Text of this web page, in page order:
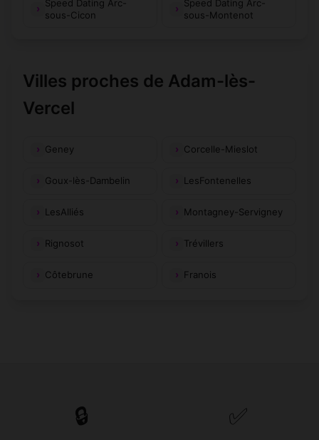
Speed Dating Arc-
sous-Cicon
Speed Dating Arc-
sous-Montenot
Villes proches de Adam-lès-
Vercel
Geney Corcelle-Mieslot
Goux-lès-Dambelin LesFontenelles
LesAlliés Montagney-Servigney
Rignosot Trévillers
Côtebrune Franois
🔒 ✅